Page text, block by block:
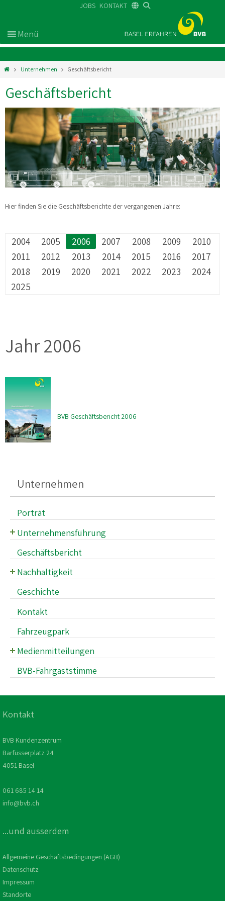
JOBS KONTAKT
Unternehmen Geschäftsbericht
Geschäftsbericht
Hier finden Sie die Geschäftsberichte der vergangenen Jahre:
2004 2005 2006 2007 2008 2009
2010
2011
2012 2013 2014 2015 2016
2017
2018
2019 2020 2021 2022 2023
2024
2025
Jahr 2006
BVB Geschäftsbericht 2006
Unternehmen
Porträt
Unternehmensführung
Verwaltungsrat
Geschäftsleitung
Geschäftsbericht
Nachhaltigkeit
Fahrgastsicherheit und -gesundheit
Klimaschutz
Flexible Mobilität
Nachhaltige Beschaffung
Lärmschutz
Wirtschaftliche Leistung
Geschichte
Kontakt
Fahrzeugpark
Medienmitteilungen
Archiv der Medienmitteilungen
BVB-Fahrgaststimme
Kontakt
BVB Kundenzentrum
Barfüsserplatz 24
4051 Basel
061 685 14 14
info@bvb.ch
...und ausserdem
Allgemeine Geschäftsbedingungen (AGB)
Datenschutz
Impressum
Standorte